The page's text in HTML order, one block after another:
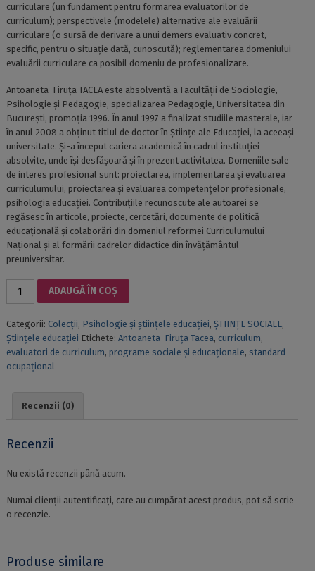
curriculare (un fundament pentru formarea evaluatorilor de
curriculum); perspectivele (modelele) alternative ale evaluării
curriculare (o sursă de derivare a unui demers evaluativ concret,
specific, pentru o situaţie dată, cunoscută); reglementarea domeniului
evaluării curriculare ca posibil domeniu de profesionalizare.
Antoaneta-Firuţa TACEA este absolventă a Facultăţii de Sociologie,
Psihologie şi Pedagogie, specializarea Pedagogie, Universitatea din
Bucureşti, promoţia 1996. În anul 1997 a finalizat studiile masterale, iar
în anul 2008 a obţinut titlul de doctor în Ştiinţe ale Educaţiei, la aceeaşi
universitate. Şi-a început cariera academică în cadrul instituţiei
absolvite, unde îşi desfăşoară şi în prezent activitatea. Domeniile sale
de interes profesional sunt: proiectarea, implementarea şi evaluarea
curriculumului, proiectarea şi evaluarea competenţelor profesionale,
psihologia educaţiei. Contribuţiile recunoscute ale autoarei se
regăsesc în articole, proiecte, cercetări, documente de politică
educaţională şi colaborări din domeniul reformei Curriculumului
Naţional şi al formării cadrelor didactice din învăţământul
preuniversitar.
MODELE
ŞI
INSTRUMENTE
ADAUGĂ ÎN COȘ
Categorii: Colecții, Psihologie și științele educației, ȘTIINȚE SOCIALE,
Științele educației Etichete: Antoaneta-Firuţa Tacea, curriculum,
evaluatori de curriculum, programe sociale şi educaţionale, standard
ocupaţional
Recenzii (0)
Recenzii
Nu există recenzii până acum.
Numai clienții autentificați, care au cumpărat acest produs, pot să scrie
o recenzie.
Produse similare